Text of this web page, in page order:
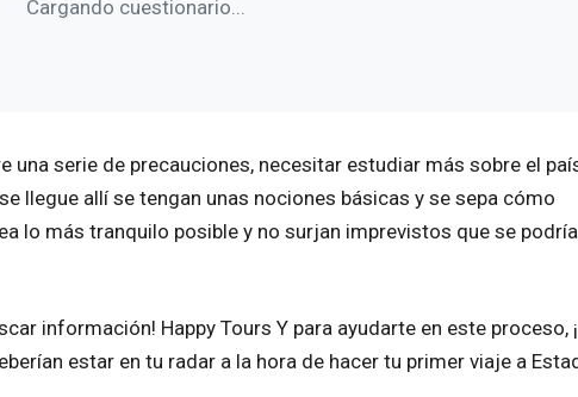
Cargando cuestionario...
una serie de precauciones, necesitar estudiar más sobre el
llegue allí se tengan unas nociones básicas y se sepa cómo
lo más tranquilo posible y no surjan imprevistos que se
información! Happy Tours Y para ayudarte en este proceso,
estar en tu radar a la hora de hacer tu primer viaje a